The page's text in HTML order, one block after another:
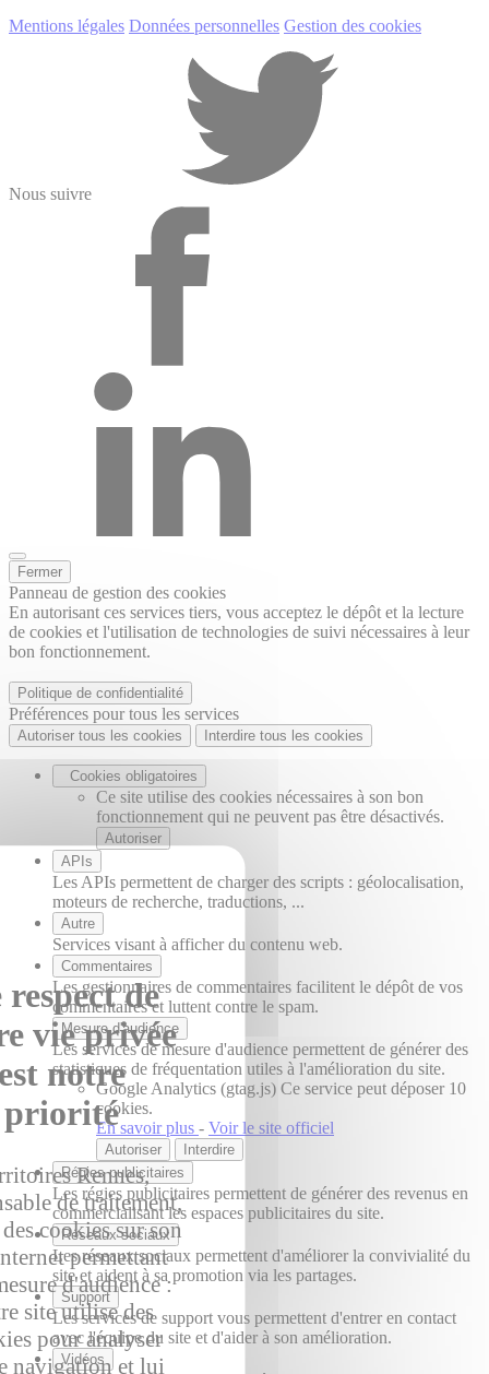
Mentions légales Données personnelles Gestion des cookies
Nous suivre
Fermer
Panneau de gestion des cookies
En autorisant ces services tiers, vous acceptez le dépôt et la lecture
de cookies et l'utilisation de technologies de suivi nécessaires à leur
bon fonctionnement.
Politique de confidentialité
Préférences pour tous les services
Autoriser tous les cookies Interdire tous les cookies
Cookies obligatoires
Ce site utilise des cookies nécessaires à son bon
fonctionnement qui ne peuvent pas être désactivés.
Autoriser
APIs
Les APIs permettent de charger des scripts : géolocalisation,
moteurs de recherche, traductions, ...
Autre
Services visant à afficher du contenu web.
Commentaires
Les gestionnaires de commentaires facilitent le dépôt de vos
commentaires et luttent contre le spam.
Mesure d'audience
Les services de mesure d'audience permettent de générer des
statistiques de fréquentation utiles à l'amélioration du site.
Google Analytics (gtag.js) Ce service peut déposer 10
cookies.
En savoir plus - Voir le site officiel
Autoriser
Interdire
Régies publicitaires
Les régies publicitaires permettent de générer des revenus en
commercialisant les espaces publicitaires du site.
Réseaux sociaux
Les réseaux sociaux permettent d'améliorer la convivialité du
site et aident à sa promotion via les partages.
Support
Les services de support vous permettent d'entrer en contact
avec l'équipe du site et d'aider à son amélioration.
Vidéos
respect de
vie privée
notre
priorité
Rennes,
de traitement,
cookies sur son
permettant
d'audience :
site utilise des
pour analyser
navigation et lui